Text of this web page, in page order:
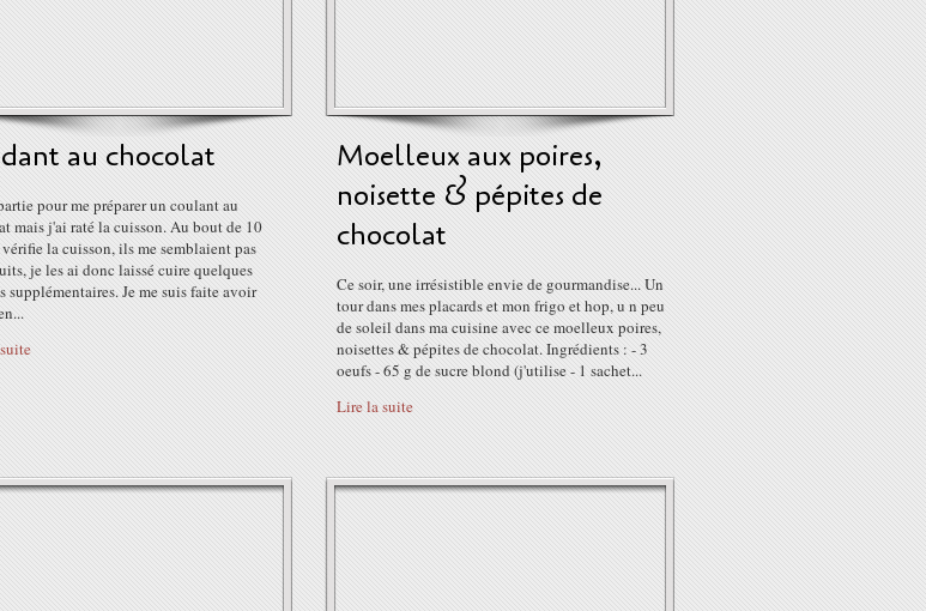
au chocolat
pour me préparer un coulant au
mais j'ai raté la cuisson. Au bout de 10
la cuisson, ils me semblaient pas
je les ai donc laissé cuire quelques
supplémentaires. Je me suis faite avoir
Moelleux aux poires,
noisette & pépites de
chocolat
Ce soir, une irrésistible envie de gourmandise... Un
tour dans mes placards et mon frigo et hop, u n peu
de soleil dans ma cuisine avec ce moelleux poires,
noisettes & pépites de chocolat. Ingrédients : - 3
oeufs - 65 g de sucre blond (j'utilise - 1 sachet...
Lire la suite